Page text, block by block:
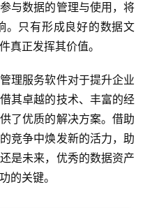
与数据的管理与使用，将
。只有形成良好的数据文
真正发挥其价值。
理服务软件对于提升企业
其卓越的技术、丰富的经
了优质的解决方案。借助
竞争中焕发新的活力，助
是未来，优秀的数据资产
的关键。